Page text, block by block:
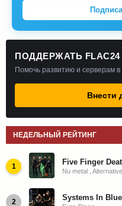
ПОДДЕРЖАТЬ FLAC24
Помочь развитию и серверам
Внести
НЕДЕЛЬНЫЙ РЕЙТИНГ
1
Nu metal ,
2 Systems In